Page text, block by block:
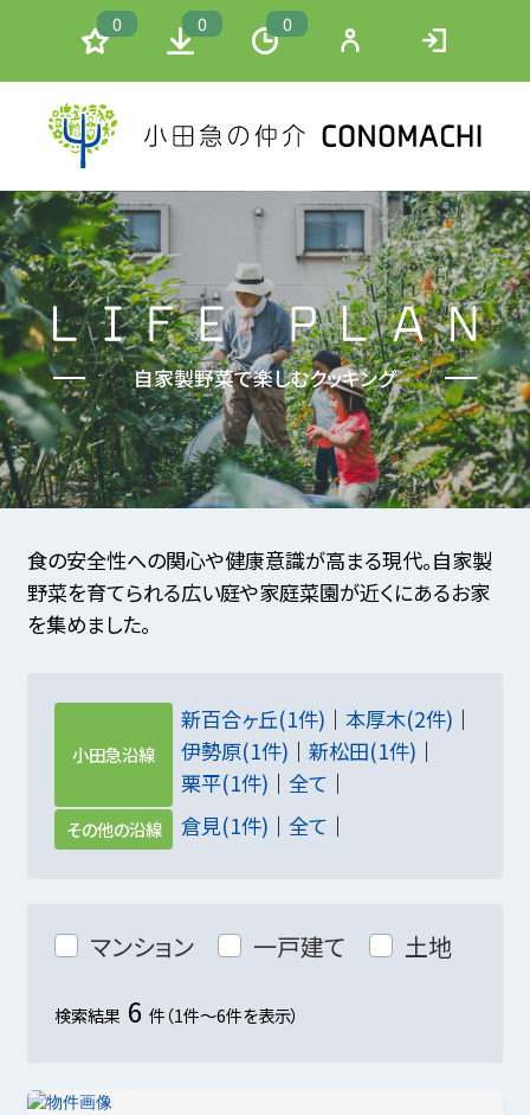
0 0 0
自家製野菜で楽しむクッキング
食の安全性への関心や健康意識が高まる現代。自家製
野菜を育てられる広い庭や家庭菜園が近くにあるお家
を集めました。
小田急沿線
新百合ヶ丘(1件)
本厚木(2件)
伊勢原(1件)
新松田(1件)
栗平(1件)
全て
その他の沿線 倉見(1件) 全て
マンション 一戸建て 土地
検索結果 6 件（1件～6件を表示）